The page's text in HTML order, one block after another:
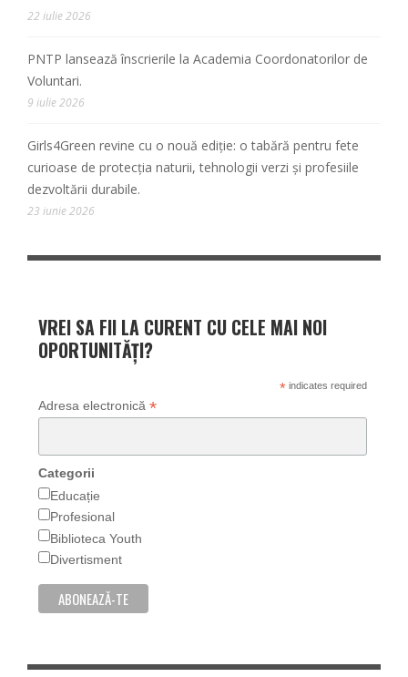
22 iulie 2026
PNTP lansează înscrierile la Academia Coordonatorilor de
Voluntari.
9 iulie 2026
Girls4Green revine cu o nouă ediție: o tabără pentru fete
curioase de protecția naturii, tehnologii verzi și profesiile
dezvoltării durabile.
23 iunie 2026
VREI SA FII LA CURENT CU CELE MAI NOI
OPORTUNITĂȚI?
*indicates required
Adresa electronică *
Categorii
Educație
Profesional
Biblioteca Youth
Divertisment